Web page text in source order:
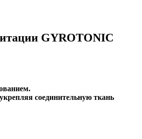
GYROTONIC
соединительную ткань